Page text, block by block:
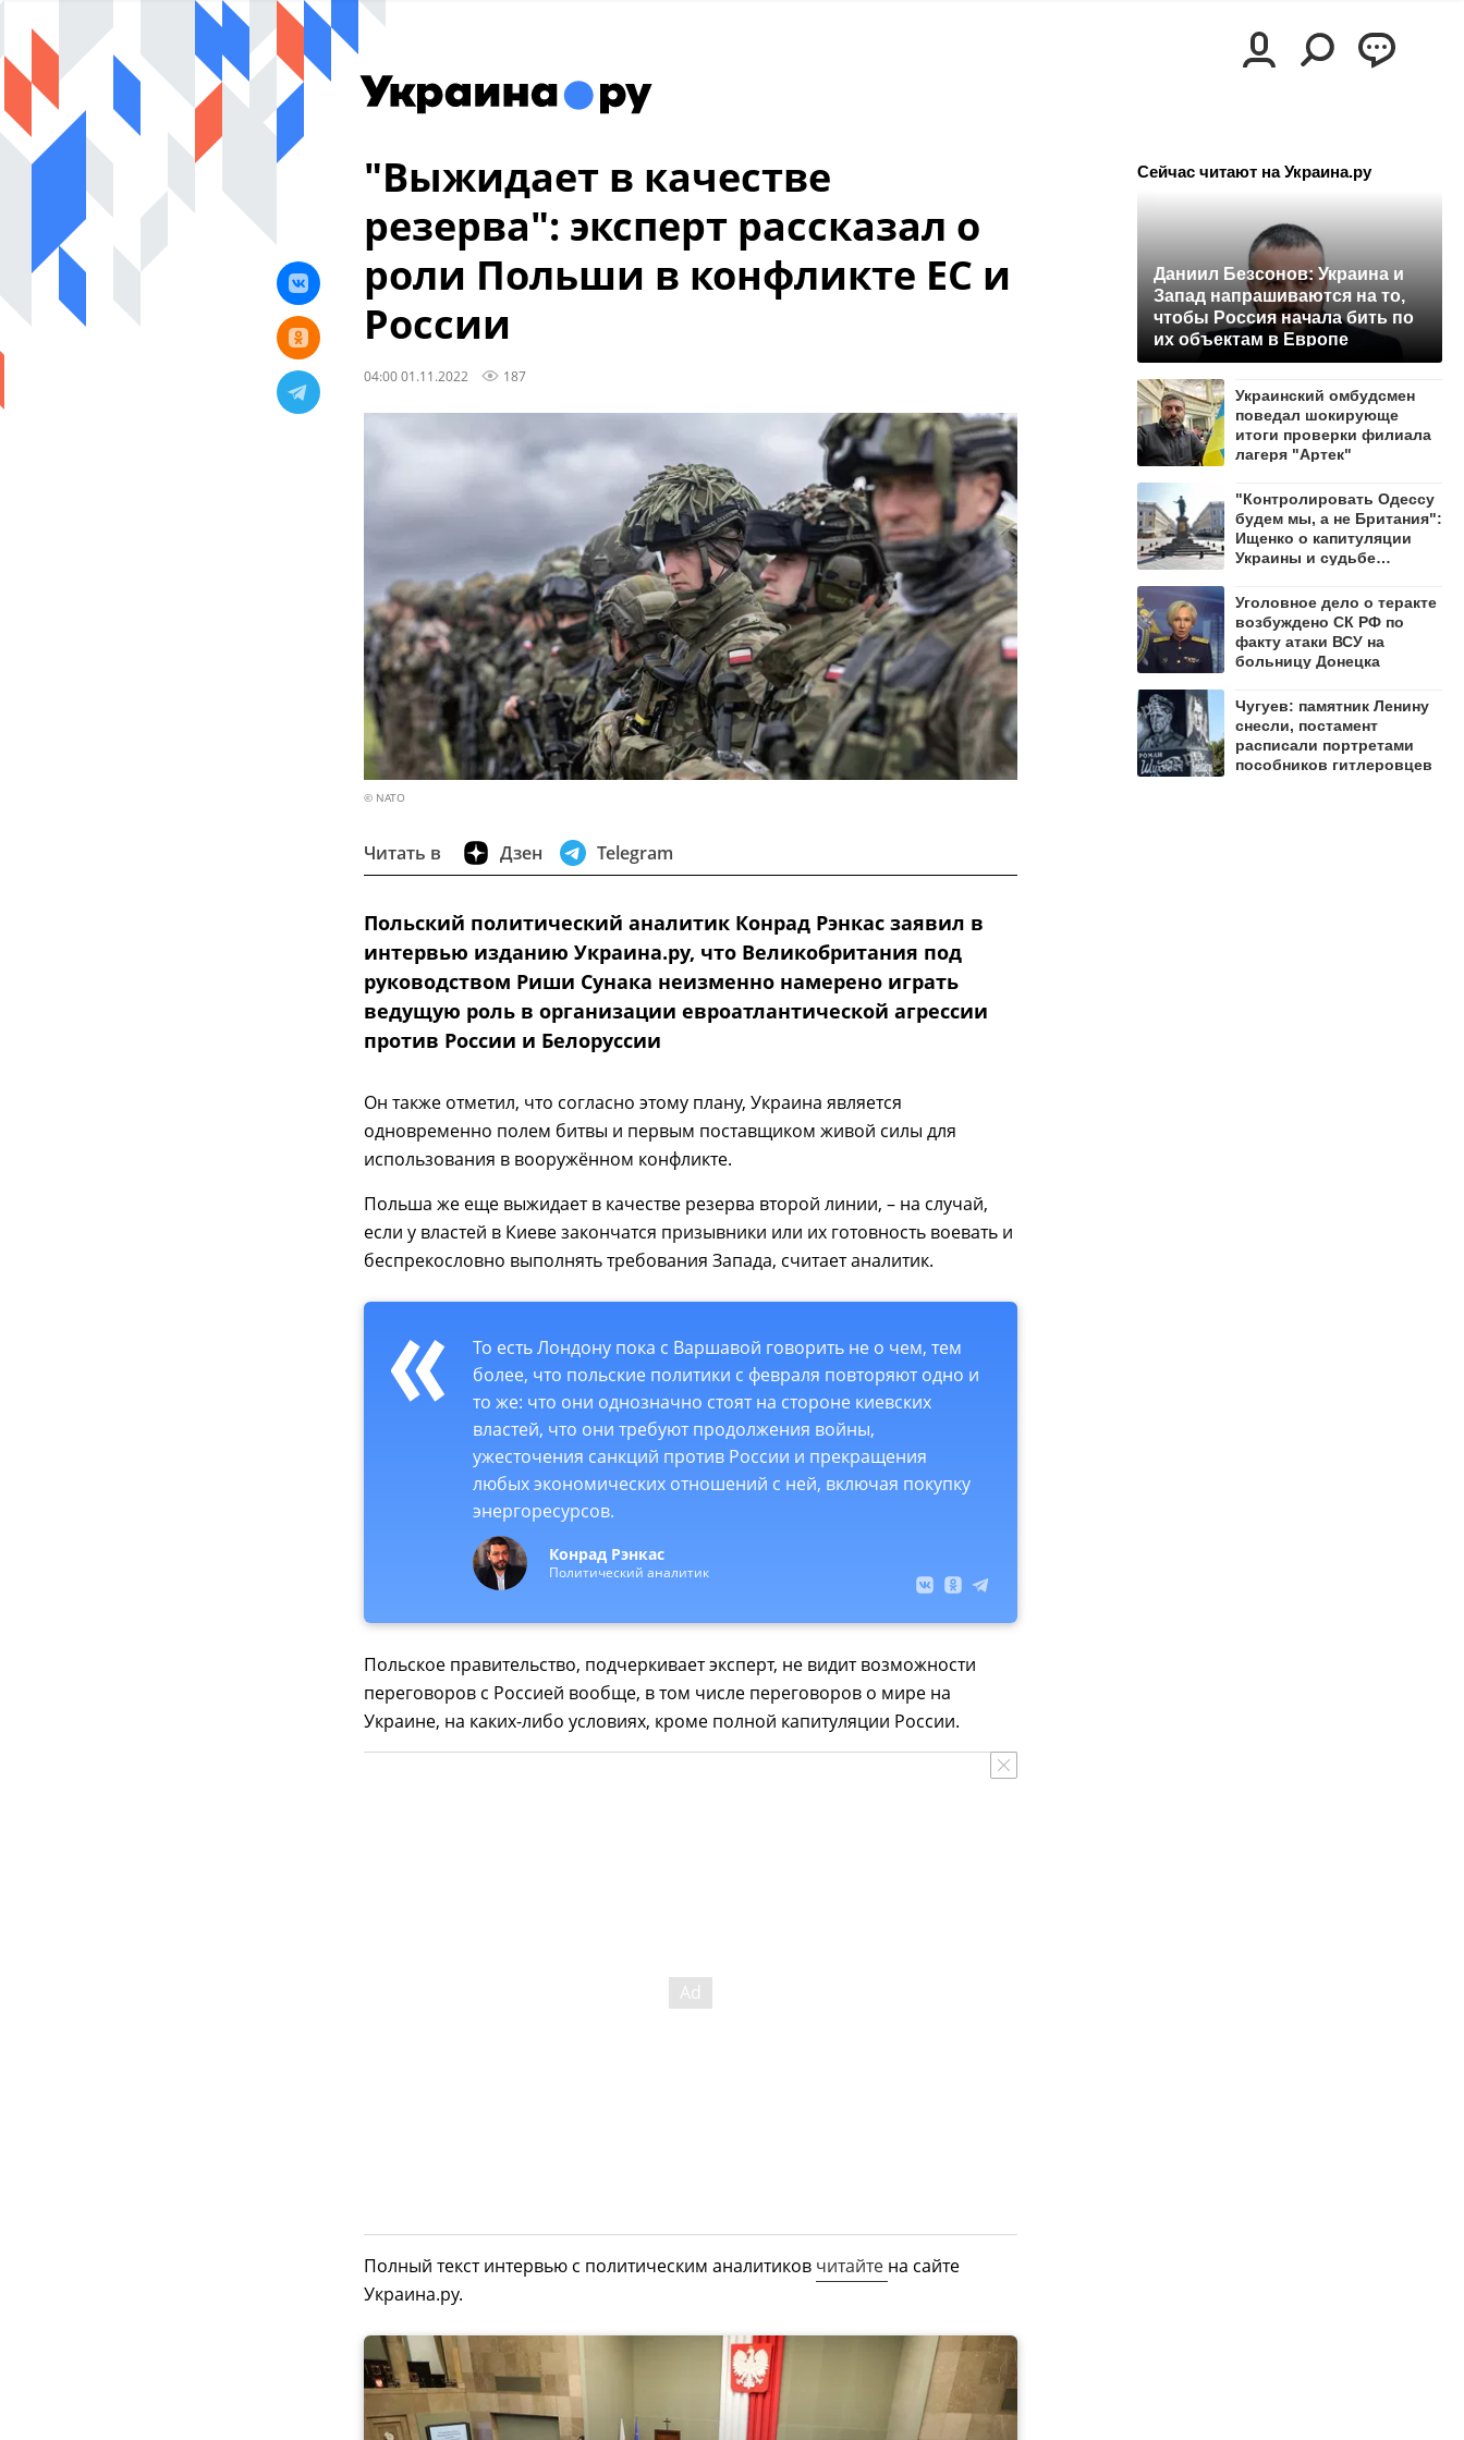
"Выжидает в качестве
резерва": эксперт рассказал о
роли Польши в конфликте ЕС и
России
04:00 01.11.2022 187
© NATO
Читать в Дзен Telegram
Польский политический аналитик Конрад Рэнкас заявил в
интервью изданию Украина.ру, что Великобритания под
руководством Риши Сунака неизменно намерено играть
ведущую роль в организации евроатлантической агрессии
против России и Белоруссии
Он также отметил, что согласно этому плану, Украина является
одновременно полем битвы и первым поставщиком живой силы для
использования в вооружённом конфликте.
Польша же еще выжидает в качестве резерва второй линии, – на случай,
если у властей в Киеве закончатся призывники или их готовность воевать и
беспрекословно выполнять требования Запада, считает аналитик.
То есть Лондону пока с Варшавой говорить не о чем, тем
более, что польские политики с февраля повторяют одно и
то же: что они однозначно стоят на стороне киевских
властей, что они требуют продолжения войны,
ужесточения санкций против России и прекращения
любых экономических отношений с ней, включая покупку
энергоресурсов.
Конрад Рэнкас
Политический аналитик
Польское правительство, подчеркивает эксперт, не видит возможности
переговоров с Россией вообще, в том числе переговоров о мире на
Украине, на каких-либо условиях, кроме полной капитуляции России.
Полный текст интервью с политическим аналитиков читайте на сайте
Украина.ру.
Сейчас читают на Украина.ру
Даниил Безсонов: Украина и
Запад напрашиваются на то,
чтобы Россия начала бить по
их объектам в Европе
Украинский омбудсмен
поведал шокирующе
итоги проверки филиала
лагеря "Артек"
"Контролировать Одессу
будем мы, а не Британия":
Ищенко о капитуляции
Украины и судьбе
Уголовное дело о теракте
возбуждено СК РФ по
факту атаки ВСУ на
больницу Донецка
Чугуев: памятник Ленину
снесли, постамент
расписали портретами
пособников гитлеровцев